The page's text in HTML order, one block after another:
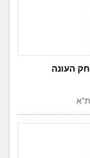
העונה
ת"א